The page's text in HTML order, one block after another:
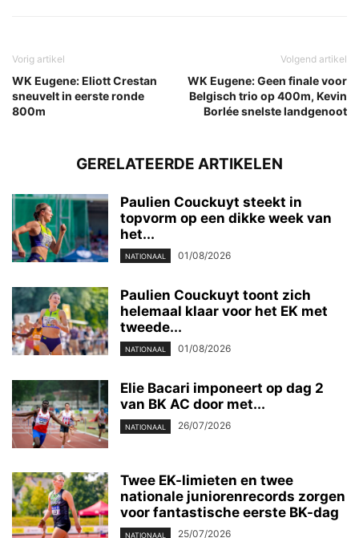
Vorig artikel
WK Eugene: Eliott Crestan
sneuvelt in eerste ronde
800m
Volgend artikel
WK Eugene: Geen finale voor
Belgisch trio op 400m, Kevin
Borlée snelste landgenoot
GERELATEERDE ARTIKELEN
Paulien Couckuyt steekt in
topvorm op een dikke week van
het...
NATIONAAL 01/08/2026
Paulien Couckuyt toont zich
helemaal klaar voor het EK met
tweede...
NATIONAAL 01/08/2026
Elie Bacari imponeert op dag 2
van BK AC door met...
NATIONAAL 26/07/2026
Twee EK-limieten en twee
nationale juniorenrecords zorgen
voor fantastische eerste BK-dag
NATIONAAL 25/07/2026